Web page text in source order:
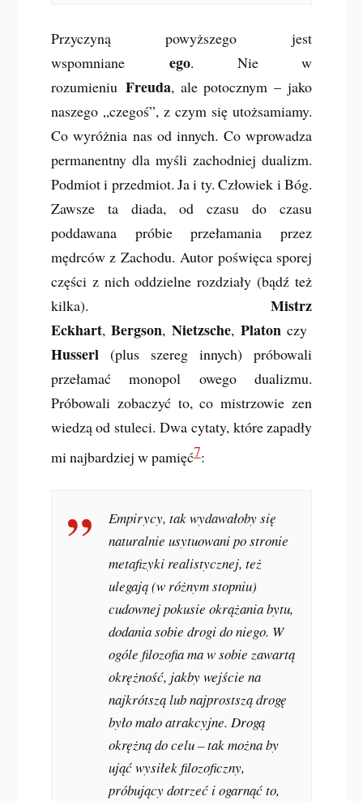
Przyczyną powyższego jest
wspomnianeego. Nie w
rozumieniu Freuda, ale potocznym – jako
naszego „czegoś”, z czym się utożsamiamy.
Co wyróżnia nas od innych. Co wprowadza
permanentny dla myśli zachodniej dualizm.
Podmiot i przedmiot. Ja i ty. Człowiek i Bóg.
Zawsze ta diada, od czasu do czasu
poddawana próbie przełamania przez
mędrców z Zachodu. Autor poświęca sporej
części z nich oddzielne rozdziały (bądź też
kilka).Mistrz
Eckhart,Bergson, Nietzsche, Platonczy
Husserl (plus szereg innych) próbowali
przełamać monopol owego dualizmu.
Próbowali zobaczyć to, co mistrzowie zen
wiedzą od stuleci. Dwa cytaty, które zapadły
mi najbardziej w pamięć7:
Empirycy, tak wydawałoby się
naturalnie usytuowani po stronie
metafizyki realistycznej, też
ulegają (w różnym stopniu)
cudownej pokusie okrążania bytu,
dodania sobie drogi do niego. W
ogóle filozofia ma w sobie zawartą
okrężność, jakby wejście na
najkrótszą lub najprostszą drogę
było mało atrakcyjne. Drogą
okrężną do celu – tak można by
ująć wysiłek filozoficzny,
próbujący dotrzeć i ogarnąć to,